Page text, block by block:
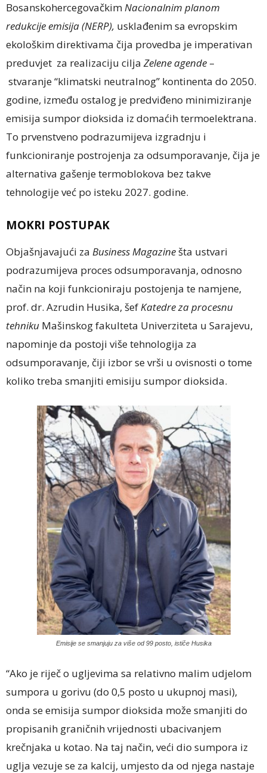
BosanskohercegovačkimNacionalnim planom
redukcije emisija (NERP), usklađenim sa evropskim
ekološkim direktivama čija provedba je imperativan
preduvjet za realizaciju cilja Zelene agende –
stvaranje “klimatski neutralnog” kontinenta do 2050.
godine, između ostalog je predviđeno minimiziranje
emisija sumpor dioksida iz domaćih termoelektrana.
To prvenstveno podrazumijeva izgradnju i
funkcioniranje postrojenja za odsumporavanje, čija je
alternativa gašenje termoblokova bez takve
tehnologije već po isteku 2027. godine.
MOKRI POSTUPAK
Objašnjavajući za Business Magazine šta ustvari
podrazumijeva proces odsumporavanja, odnosno
način na koji funkcioniraju postojenja te namjene,
prof. dr. Azrudin Husika, šefKatedre za procesnu
tehniku Mašinskog fakulteta Univerziteta u Sarajevu,
napominje da postoji više tehnologija za
odsumporavanje, čiji izbor se vrši u ovisnosti o tome
koliko treba smanjiti emisiju sumpor dioksida.
Emisije se smanjuju za više od 99 posto, ističe Husika
“Ako je riječ o ugljevima sa relativno malim udjelom
sumpora u gorivu (do 0,5 posto u ukupnoj masi),
onda se emisija sumpor dioksida može smanjiti do
propisanih graničnih vrijednosti ubacivanjem
krečnjaka u kotao. Na taj način, veći dio sumpora iz
uglja vezuje se za kalcij, umjesto da od njega nastaje